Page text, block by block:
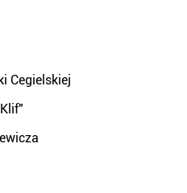
Cegielskiej